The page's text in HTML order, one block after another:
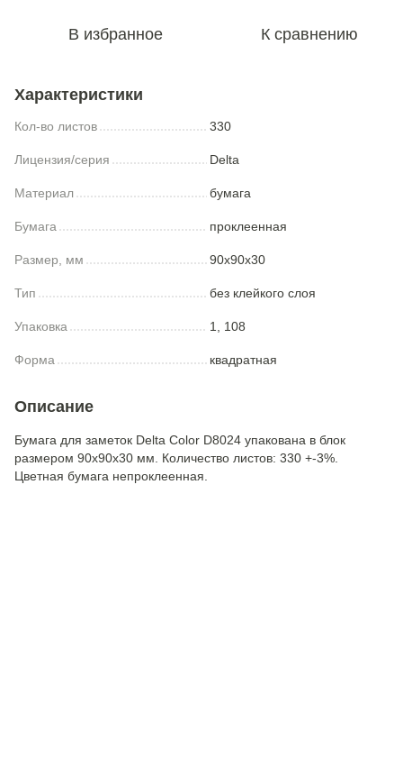
В избранное К сравнению
Характеристики
Кол-во листов 330
Лицензия/серия Delta
Материал бумага
Бумага проклеенная
Размер, мм 90x90x30
Тип без клейкого слоя
Упаковка 1, 108
Форма квадратная
Описание
Бумага для заметок Delta Color D8024 упакована в блок
размером 90х90х30 мм. Количество листов: 330 +-3%.
Цветная бумага непроклеенная.